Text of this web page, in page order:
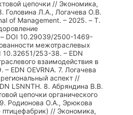
цепочки // Экономика,
Головина Л.А., Логачева О.В.
of Management. – 2025. – Т.
– DOI 10.29039/2500-1469-
межотраслевых
253-38. – EDN
взаимодействия в
OEVRNA. 7. Логачева
аспект //
LSNNTH. 8. Абряндина В.В.
цепочки органического
Родионова О.А., Эрюкова
// Экономика,